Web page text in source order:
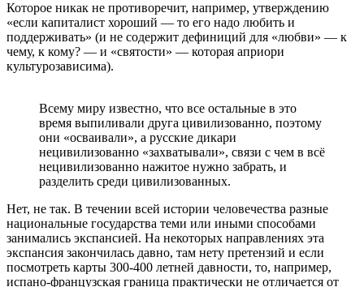
Которое никак не противоречит, например, утверждению
«если капиталист хороший — то его надо любить и
поддерживать» (и не содержит дефиниций для «любви» — к
чему, к кому? — и «святости» — которая априори
культурозависима).
Всему миру известно, что все остальные в это
время выпиливали друга цивилизованно, поэтому
они «осваивали», а русские дикари
нецивилизованно «захватывали», связи с чем в всё
нецивилизованно нажитое нужно забрать, и
разделить среди цивилизованных.
Нет, не так. В течении всей истории человечества разные
национальные государства теми или иными способами
занимались экспансией. На некоторых направлениях эта
экспансия закончилась давно, там нету претензий и если
посмотреть карты 300-400 летней давности, то, например,
испано-французская граница практически не отличается от